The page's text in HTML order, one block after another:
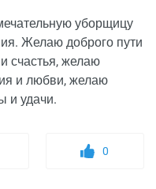
уборщицу
Желаю доброго пути
счастья, желаю
и любви, желаю
и удачи.
0